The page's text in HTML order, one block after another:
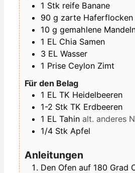
1 Stk reife Banane
90 g zarte Haferflocken
10 g gemahlene
1 EL Chia Samen
3 EL Wasser
1 Prise Ceylon Zimt
Für den Belag
1 EL TK Heidelbeeren
1-2 Stk TK Erdbeeren
1 EL Tahin alt. anderes
1/4 Stk Apfel
Anleitungen
Den Ofen auf 180 Grad